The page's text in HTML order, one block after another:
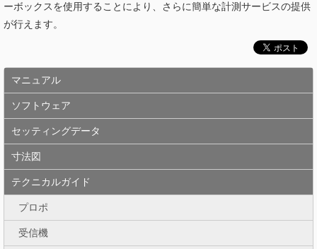
ーボックスを使用することにより、さらに簡単な計測サービスの提供
が行えます。
マニュアル
ソフトウェア
セッティングデータ
寸法図
テクニカルガイド
プロポ
受信機